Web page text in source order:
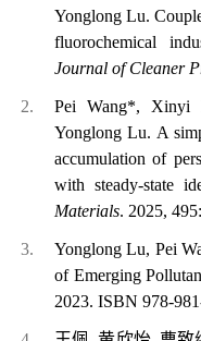
Yonglong Lu.
fluorochemical
Journal of Cleaner
Pei Wang*, Xinyi
Yonglong Lu. A
accumulation of
with steady-state
Materials. 2025,
Yonglong Lu, Pei
of Emerging
2023. ISBN 978-